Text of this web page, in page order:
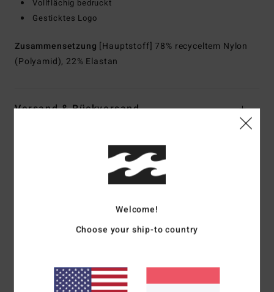
Vollflächig bedruckt
Gesticktes Logo
Zusammensetzung [Hauptstoff] 78% recyceltem Nylon
(Polyamid), 22% Elastan
Versand & Rückversand
Kundenbewertungen
Durchschnittliche Bewertung
5.0/5
basierend auf1 verifizierten Bewertungen
100% unserer Kunden empfehlen dieses Produkt
Welcome!
Choose your ship-to country